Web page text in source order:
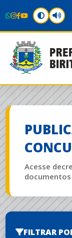
Acesse
FILTRAR